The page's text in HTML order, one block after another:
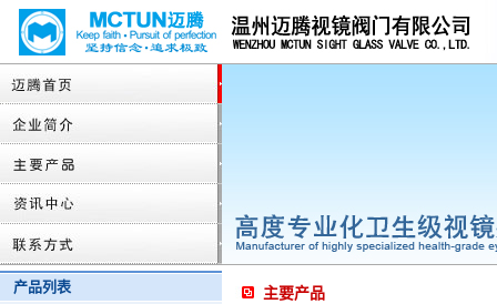
产品列表 主要产品